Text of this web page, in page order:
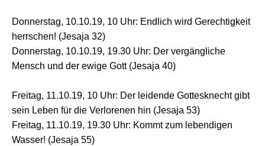
Donnerstag, 10.10.19, 10 Uhr: Endlich wird Gerechtigkeit
herrschen! (Jesaja 32)
Donnerstag, 10.10.19, 19.30 Uhr: Der vergängliche
Mensch und der ewige Gott (Jesaja 40)
Freitag, 11.10.19, 10 Uhr: Der leidende Gottesknecht gibt
sein Leben für die Verlorenen hin (Jesaja 53)
Freitag, 11.10.19, 19.30 Uhr: Kommt zum lebendigen
Wasser! (Jesaja 55)